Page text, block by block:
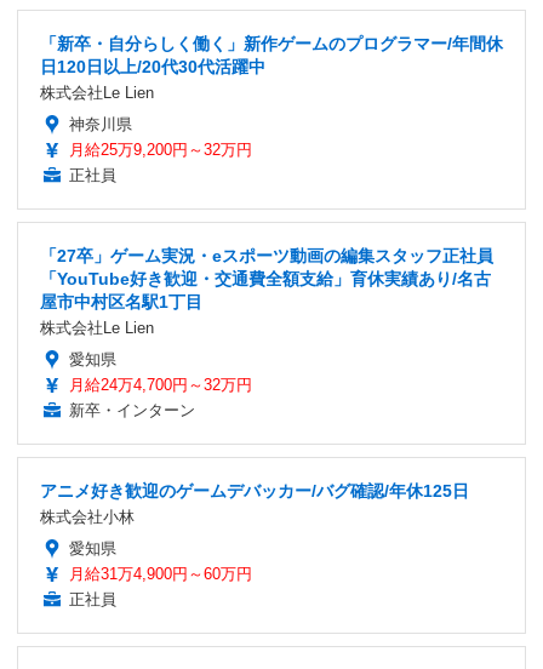
「新卒・自分らしく働く」新作ゲームのプログラマー/年間休
日120日以上/20代30代活躍中
株式会社Le Lien
神奈川県
月給25万9,200円～32万円
正社員
「27卒」ゲーム実況・eスポーツ動画の編集スタッフ正社員
「YouTube好き歓迎・交通費全額支給」育休実績あり/名古
屋市中村区名駅1丁目
株式会社Le Lien
愛知県
月給24万4,700円～32万円
新卒・インターン
アニメ好き歓迎のゲームデバッカー/バグ確認/年休125日
株式会社小林
愛知県
月給31万4,900円～60万円
正社員